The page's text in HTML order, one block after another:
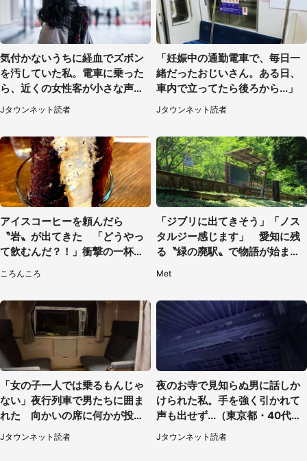
気付かないうちに経血でズボン
を汚していた私。電車に乗った
ら、近くの女性客が小さな声で
（千葉県・10代女性）
Jタウンネット読者
「妊娠中の通勤電車で、毎日一
緒だったおじいさん。ある日、
車内で立ってたら後ろから...」
Jタウンネット読者
アイスコーヒーを頼んだら
〝岩〟が出てきた 「どうやっ
て飲むんだ？！」衝撃の一杯が
ころんころ
「ジブリに出てきそう」「ノス
タルジー感じます」 愛知に残
る〝緑の廃駅〟で物語が始まり
Met
「女の子一人では乗るもんじゃ
ない」夜行列車で男たちに囲ま
れた 向かいの席に何かが投げ
られて（秋田県・60代女性）
Jタウンネット読者
夜のお寺で見知らぬ男に話しか
けられた私。手を強く引かれて
声も出せず...（東京都・40代女
Jタウンネット読者